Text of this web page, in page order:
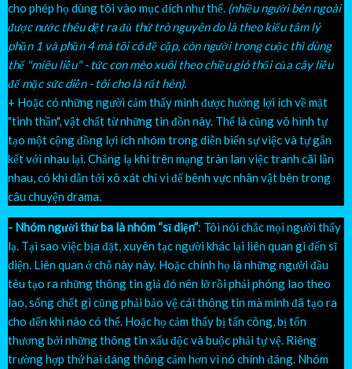
cho phép họ dùng tôi vào mục đích như thế. (nhiều người bên ngoài
được nước thêu dệt ra đủ thứ trò nguyên do là theo kiểu tâm lý
phần 1 và phần 4 mà tôi có đề cập, còn người trong cuộc thì dùng
thế "miêu liễu" - tức con mèo xuôi theo chiều gió thổi của cây liễu
để mặc sức diễn - tôi cho là rất hèn).
+ Hoặc có những người cảm thấy mình được hưởng lợi ích về mặt
"tinh thần", vật chất từ những tin đồn này. Thế là cũng vô hình tự
tạo một cộng đồng lợi ích nhóm trong diễn biến sự việc và tự gắn
kết với nhau lại. Chẳng lạ khi trên mạng tràn lan việc tranh cãi lẫn
nhau, có khi dẫn tới xô xát chỉ vì để bênh vực nhân vật bên trong
câu chuyện drama.
- Nhóm người thứ ba là nhóm “sĩ diện”: Tôi nói chắc mọi người thấy
lạ. Tại sao việc bịa đặt, xuyên tạc người khác lại liên quan gì đến sĩ
diện. Liên quan ở chỗ này này. Hoặc chính họ là những người đầu
têu tạo ra những thông tin giả đó nên lỡ rồi phải phóng lao theo
lao, sống chết gì cũng phải bảo vệ cái thông tin mà mình đã tạo ra
cho đến khi nào có thể. Hoặc họ cảm thấy bị tấn công, bị tổn
thương bởi những thông tin xấu độc và buộc phải tự vệ. Riêng
trường hợp thứ hai đáng thông cảm hơn vì nó chính đáng. Nhóm